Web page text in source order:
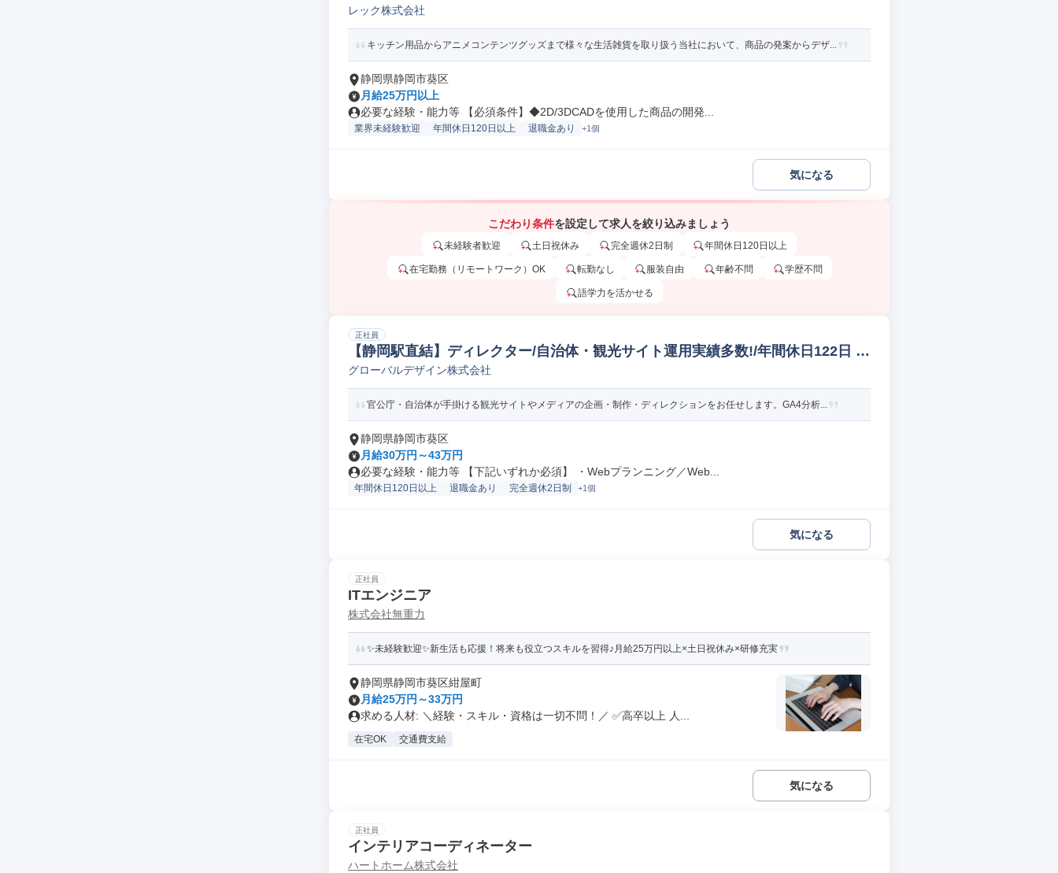
デザイナー/インダストリアルデザイナー
レック株式会社
キッチン用品からアニメコンテンツグッズまで様々な生活雑貨を取り扱う当社において、商品の発案からデザ...
静岡県静岡市葵区
月給25万円以上
必要な経験・能力等 【必須条件】◆2D/3DCADを使用した商品の開発...
業界未経験歓迎 年間休日120日以上 退職金あり +1個
気になる
こだわり条件を設定して求人を絞り込みましょう
未経験者歓迎 土日祝休み 完全週休2日制 年間休日120日以上
在宅勤務（リモートワーク）OK 転勤なし 服装自由 年齢不問 学歴不問
語学力を活かせる
正社員
【静岡駅直結】ディレクター/自治体・観光サイト運用実績多数!/年間休日122日 W
ebディレクター
グローバルデザイン株式会社
官公庁・自治体が手掛ける観光サイトやメディアの企画・制作・ディレクションをお任せします。GA4分析...
静岡県静岡市葵区
月給30万円～43万円
必要な経験・能力等 【下記いずれか必須】 ・Webプランニング／Web...
年間休日120日以上 退職金あり 完全週休2日制 +1個
気になる
正社員
ITエンジニア
株式会社無重力
✨未経験歓迎✨新生活も応援！将来も役立つスキルを習得♪月給25万円以上×土日祝休み×研修充実
静岡県静岡市葵区紺屋町
月給25万円～33万円
求める人材: ＼経験・スキル・資格は一切不問！／ ✅高卒以上 人...
在宅OK 交通費支給
気になる
正社員
インテリアコーディネーター
ハートホーム株式会社